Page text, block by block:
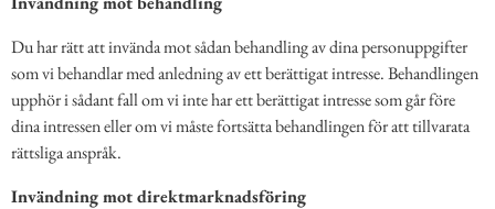
Du har rätt att invända mot sådan behandling av dina personuppgifter
som vi behandlar med anledning av ett berättigat intresse. Behandlingen
upphör i sådant fall om vi inte har ett berättigat intresse som går före
dina intressen eller om vi måste fortsätta behandlingen för att tillvarata
rättsliga anspråk.
Invändning mot direktmarknadsföring